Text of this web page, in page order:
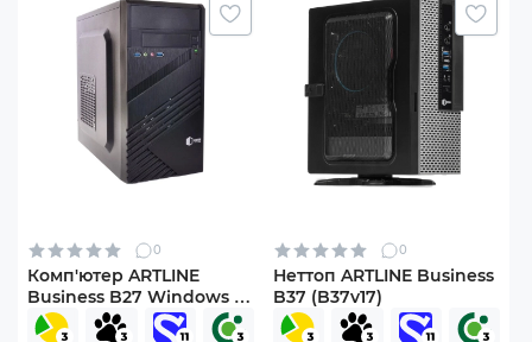
0
Комп'ютер ARTLINE
Business B27 Windows 11
Pro (B27v76Win)
0
Неттоп ARTLINE Business
B37 (B37v17)